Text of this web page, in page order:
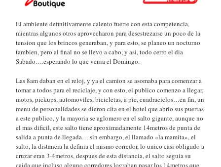
El ambiente definitivamente calento fuerte con esta competencia,
mientras algunos otros aprovecharon para desestrezarse un poco de la
tension que los brincos generaban, y para esto, se planeo un nocturno
tambien, pero al final no se llevo a cabo, y asi, todo cerro el dia
Sabado….esperando lo que venia el Domingo.
Las 8am daban en el reloj, y ya el camion se asomaba para comenzar a
tomar a todos para el reciclaje, y con esto, el publico comenzo a llegar,
motos, pickups, automoviles, bicicletas, a pie, cuadraciclos…en fin, un
menu de personalidades se dieron cita en el hotel que abrio sus puertas
a este publico, y la mayoria se aglomero en el salto gigante, aunque no
el mas dificil, este salto tiene aproximadamente 14metros de punta de
salida a punta de llegada….sin embargo, el llamado «la mamita», el
salto, la distancia la definia el mismo corredor, lo unico casi obligado a
cruzar eran 3-4metros, despues de esta distancia, el salto seguia su
caida que incluso alguno corredores lograban pasar los 14metros que